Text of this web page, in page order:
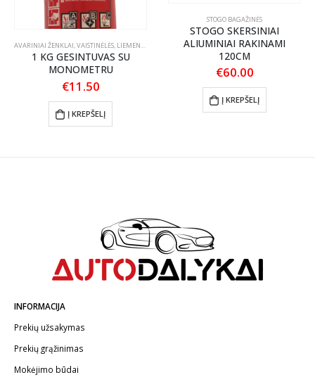
AVARINIAI ŽENKLAI, VAISTINĖLĖS, LIEMENĖS, GESINTUVAI ,PRIEDAI
1 KG GESINTUVAS SU
MONOMETRU
€11.50
Į KREPŠELĮ
STOGO BAGAŽINĖS
STOGO SKERSINIAI
ALIUMINIAI RAKINAMI
120CM
€60.00
Į KREPŠELĮ
INFORMACIJA
Prekių užsakymas
Prekių grąžinimas
Mokėjimo būdai